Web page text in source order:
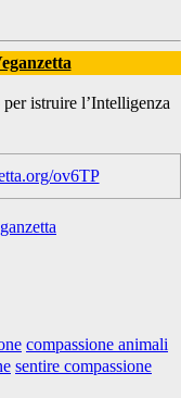
istruire l’Intelligenza
ov6TP
compassione animali
sentire compassione